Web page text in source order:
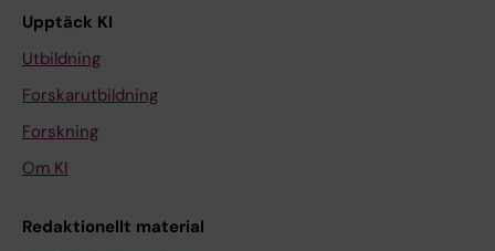
Upptäck KI
Utbildning
Forskarutbildning
Forskning
Om KI
Redaktionellt material